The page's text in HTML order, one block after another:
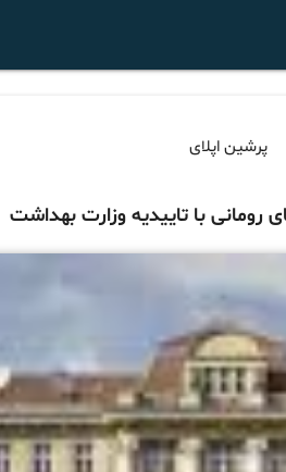
پرشین اپلای
رومانی با تاییدیه وزارت بهداشت